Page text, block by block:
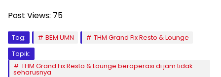
Post Views: 75
Tag: BEM UMN
THM Grand Fix Resto & Lounge
Topik:
THM Grand Fix Resto & Lounge beroperasi di jam tidak
seharusnya